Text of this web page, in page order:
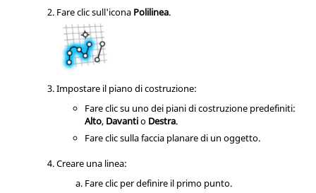
Fare clic sull'icona Polilinea.
Impostare il piano di costruzione:
Fare clic su uno dei piani di costruzione predefiniti:
Alto, Davantio Destra.
Fare clic sulla faccia planare di un oggetto.
Creare una linea:
Fare clic per definire il primo punto.